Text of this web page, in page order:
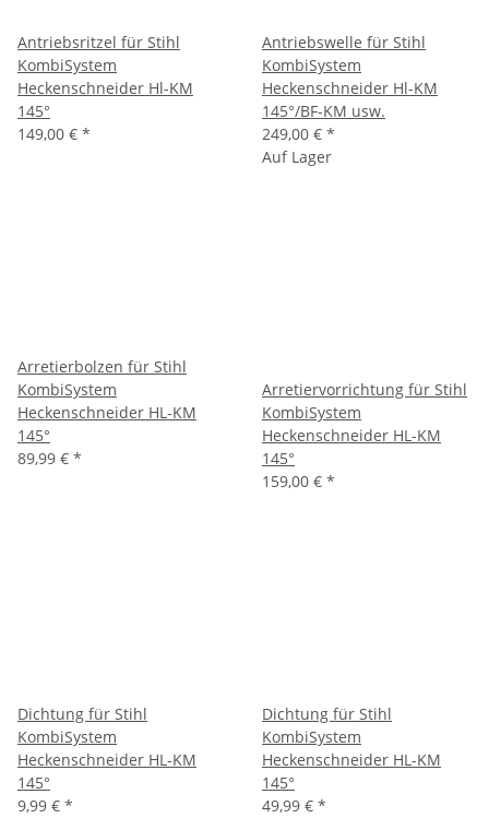
Antriebsritzel für Stihl
KombiSystem
Heckenschneider Hl-KM
145°
149,00 € *
Antriebswelle für Stihl
KombiSystem
Heckenschneider Hl-KM
145°/BF-KM usw.
249,00 € *
Arretierbolzen für Stihl
KombiSystem
Heckenschneider HL-KM
145°
89,99 € *
Auf Lager
Arretiervorrichtung für Stihl
KombiSystem
Heckenschneider HL-KM
145°
159,00 € *
Dichtung für Stihl
KombiSystem
Heckenschneider HL-KM
145°
9,99 € *
Dichtung für Stihl
KombiSystem
Heckenschneider HL-KM
145°
49,99 € *